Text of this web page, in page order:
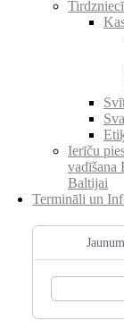
Ierīču
vadīšana
Baltijai
Termināli un